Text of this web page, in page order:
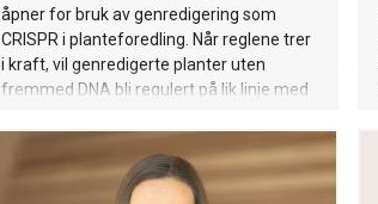
åpner for bruk av genredigering som
CRISPR i planteforedling. Når reglene trer
i kraft, vil genredigerte planter uten
fremmed DNA bli regulert på lik linje med
kan genredigerte matvarer komme på
markedet i Europa i løpet av få år.